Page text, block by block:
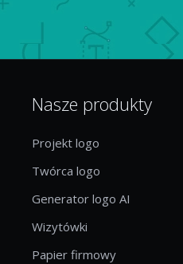
Nasze produkty
Projekt logo
Twórca logo
Generator logo AI
Wizytówki
Papier firmowy